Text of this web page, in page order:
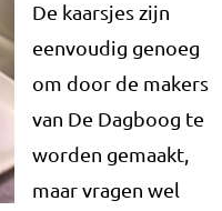
De kaarsjes zijn
eenvoudig genoeg
om door de makers
van De Dagboog te
worden gemaakt,
maar vragen wel